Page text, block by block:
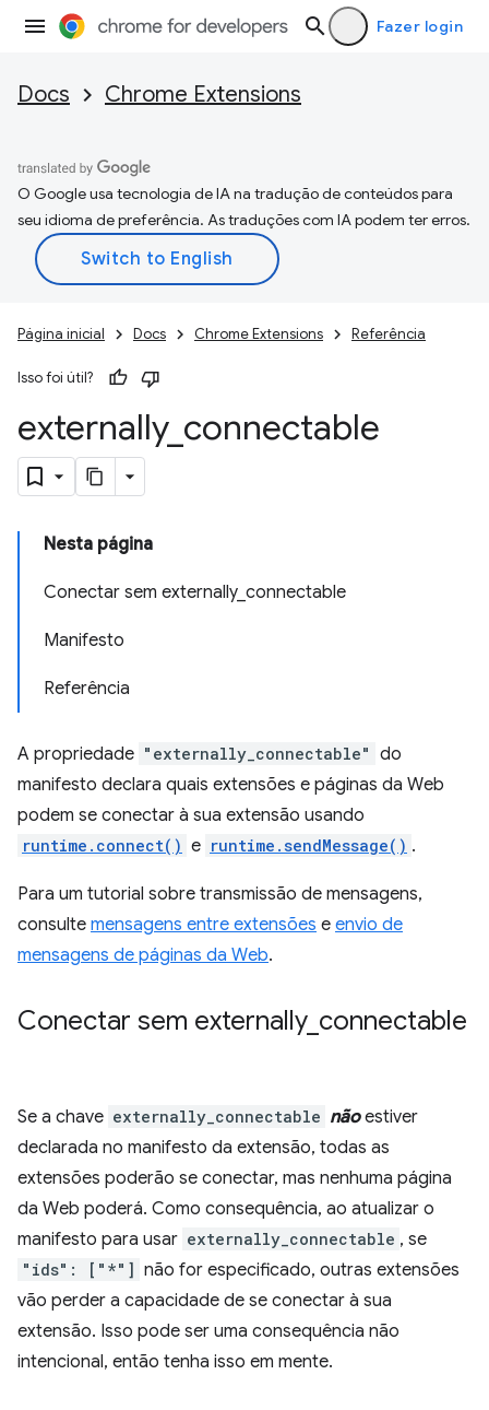
Fazer login
Docs Chrome Extensions
O Google usa tecnologia de IA na tradução de conteúdos para
seu idioma de preferência. As traduções com IA podem ter erros.
Página inicial Docs Chrome Extensions Referência
Isso foi útil?
externally_ connectable
Nesta página
Conectar sem externally_connectable
Manifesto
Referência
A propriedade "externally_connectable" do
manifesto declara quais extensões e páginas da Web
podem se conectar à sua extensão usando
runtime.connect() e runtime.sendMessage() .
Para um tutorial sobre transmissão de mensagens,
consulte mensagens entre extensões e envio de
mensagens de páginas da Web.
Conectar sem externally_ connectable
Se a chave externally_connectable nãoestiver
declarada no manifesto da extensão, todas as
extensões poderão se conectar, mas nenhuma página
da Web poderá. Como consequência, ao atualizar o
manifesto para usar externally_connectable , se
"ids": ["*"] não for especificado, outras extensões
vão perder a capacidade de se conectar à sua
extensão. Isso pode ser uma consequência não
intencional, então tenha isso em mente.